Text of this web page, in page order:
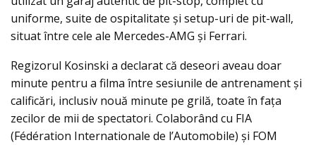
uniforme, suite de ospitalitate și setup-uri de pit-wall,
situat între cele ale Mercedes-AMG și Ferrari.
Regizorul Kosinski a declarat că deseori aveau doar
minute pentru a filma între sesiunile de antrenament și
calificări, inclusiv nouă minute pe grilă, toate în fața
zecilor de mii de spectatori. Colaborând cu FIA
(Fédération Internationale de l’Automobile) și FOM